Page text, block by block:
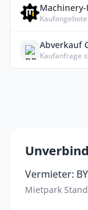
Abverkauf
Kaufanfrage
Vermieter:
Mietpark